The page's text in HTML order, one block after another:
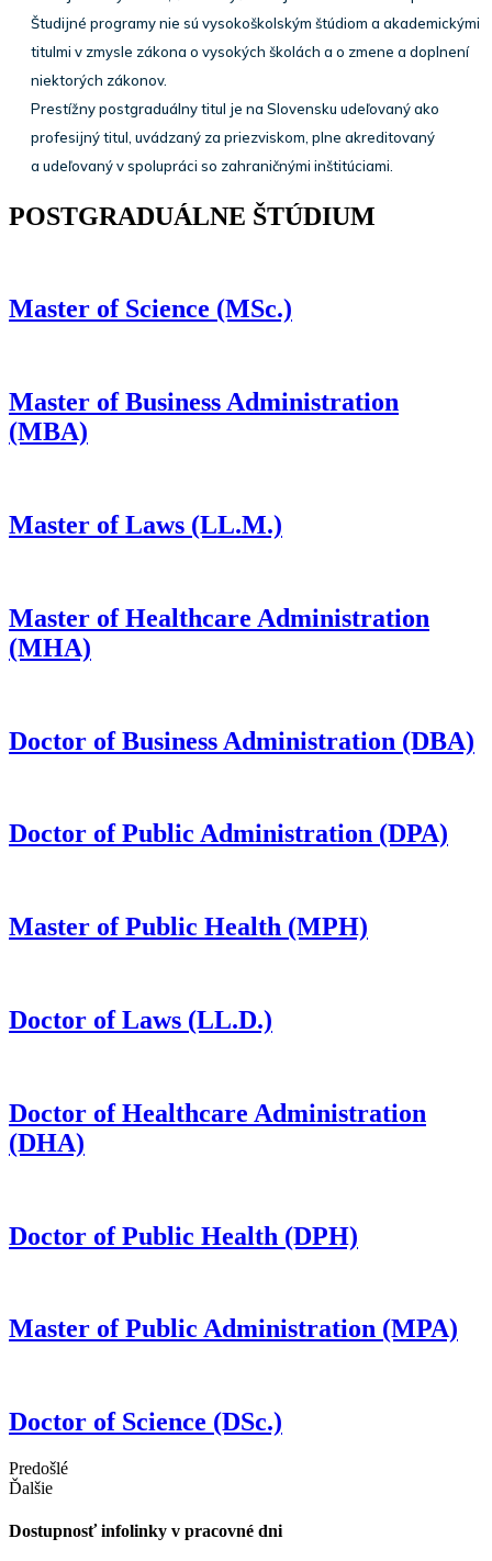
Študijné programy nie sú vysokoškolským štúdiom a akademickými
titulmi v zmysle zákona o vysokých školách a o zmene a doplnení
niektorých zákonov.
Prestížny postgraduálny titul je na Slovensku udeľovaný ako
profesijný titul, uvádzaný za priezviskom, plne akreditovaný
a udeľovaný v spolupráci so zahraničnými inštitúciami.
POSTGRADUÁLNE ŠTÚDIUM
Master of Science (MSc.)
Master of Business Administration
(MBA)
Master of Laws (LL.M.)
Master of Healthcare Administration
(MHA)
Doctor of Business Administration (DBA)
Doctor of Public Administration (DPA)
Master of Public Health (MPH)
Doctor of Laws (LL.D.)
Doctor of Healthcare Administration
(DHA)
Doctor of Public Health (DPH)
Master of Public Administration (MPA)
Doctor of Science (DSc.)
Predošlé
Ďalšie
Dostupnosť infolinky v pracovné dni